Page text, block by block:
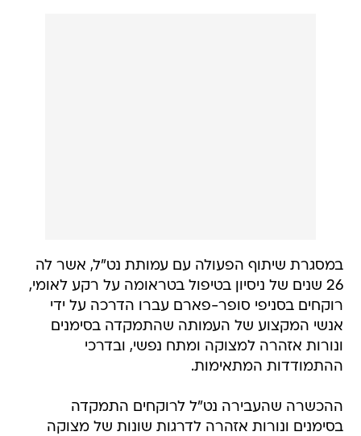
במסגרת שיתוף הפעולה עם עמותת נט"ל, אשר לה
26 שנים של ניסיון בטיפול בטראומה על רקע לאומי,
רוקחים בסניפי סופר-פארם עברו הדרכה על ידי
אנשי המקצוע של העמותה שהתמקדה בסימנים
ונורות אזהרה למצוקה ומתח נפשי, ובדרכי
ההתמודדות המתאימות.
ההכשרה שהעבירה נט"ל לרוקחים התמקדה
בסימנים ונורות אזהרה לדרגות שונות של מצוקה